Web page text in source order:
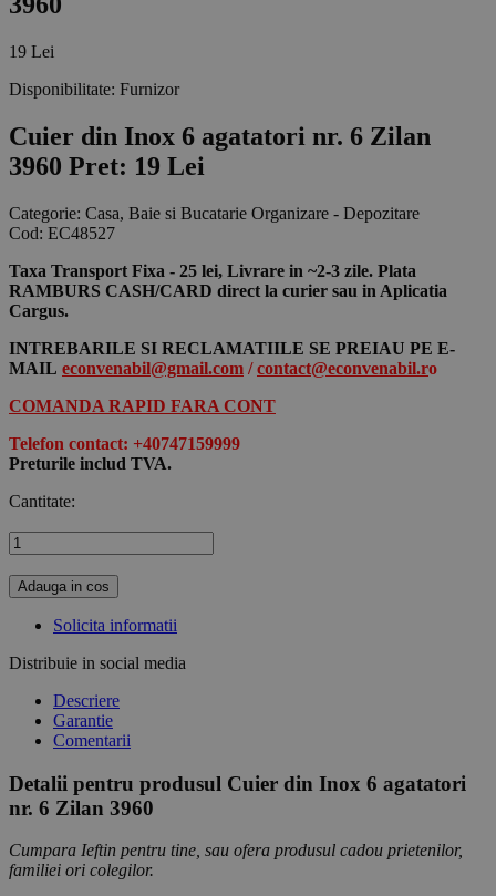
19 Lei
Disponibilitate: Furnizor
Cuier din Inox 6 agatatori nr. 6 Zilan
3960 Pret: 19 Lei
Categorie: Casa, Baie si Bucatarie Organizare - Depozitare
Cod: EC48527
Taxa Transport Fixa - 25 lei, Livrare in ~2-3 zile. Plata
RAMBURS CASH/CARD direct la curier sau in Aplicatia
Cargus.
INTREBARILE SI RECLAMATIILE SE PREIAU PE E-
MAIL econvenabil@gmail.com /contact@econvenabil.ro
COMANDA RAPID FARA CONT
Telefon contact: +40747159999
Preturile includ TVA.
Cantitate:
Adauga in cos
Solicita informatii
Distribuie in social media
Descriere
Garantie
Comentarii
Detalii pentru produsul Cuier din Inox 6 agatatori
nr. 6 Zilan 3960
Cumpara Ieftin pentru tine, sau ofera produsul cadou prietenilor,
familiei ori colegilor.